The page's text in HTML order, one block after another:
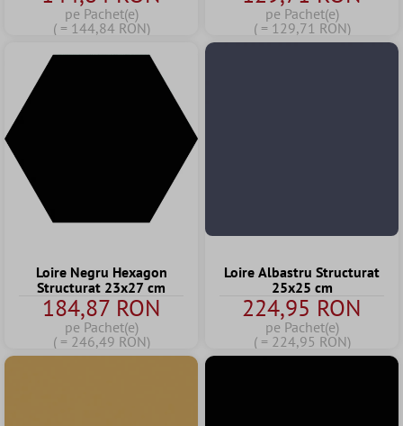
pe Pachet(e)
( = 144,84 RON)
pe Pachet(e)
( = 129,71 RON)
Loire Negru Hexagon
Structurat 23x27 cm
184,87 RON
pe Pachet(e)
( = 246,49 RON)
Loire Albastru Structurat
25x25 cm
224,95 RON
pe Pachet(e)
( = 224,95 RON)